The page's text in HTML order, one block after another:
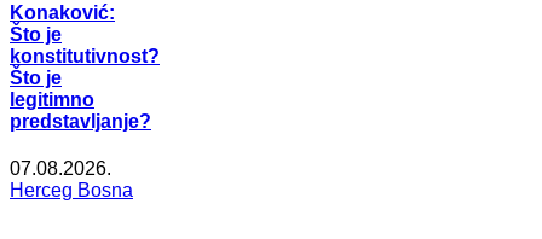
Konaković:
Što je
konstitutivnost?
Što je
legitimno
predstavljanje?
07.08.2026.
Herceg Bosna